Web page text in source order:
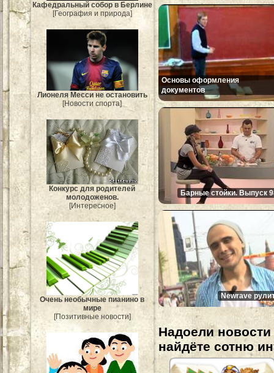
Кафедральный собор в Берлине
[География и природа]
Лионеля Месси не остановить
[Новости спорта]
Конкурс для родителей
молодоженов.
[Интересное]
Очень необычные пианино в
мире
[Позитивные новости]
Основы оформления
документов
Барные стойки. Выпуск
Newrave
Надоели
найдёте сотню